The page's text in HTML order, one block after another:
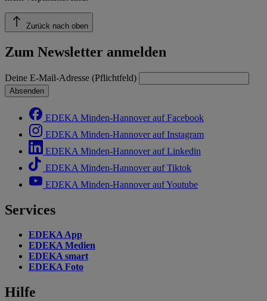
Zurück nach oben
Zum Newsletter anmelden
Deine E-Mail-Adresse (Pflichtfeld)
Absenden
EDEKA Minden-Hannover auf Facebook
EDEKA Minden-Hannover auf Instagram
EDEKA Minden-Hannover auf Linkedin
EDEKA Minden-Hannover auf Tiktok
EDEKA Minden-Hannover auf Youtube
Services
EDEKA App
EDEKA Medien
EDEKA smart
EDEKA Foto
Hilfe